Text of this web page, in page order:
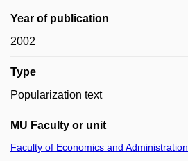
Year of publication
2002
Type
Popularization text
MU Faculty or unit
Faculty of Economics and Administration